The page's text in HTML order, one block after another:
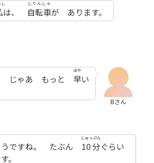
は、 自転車
じてんしゃ
が あります。
Bさん
じゃあ もっと 早
はや
い
うですね。 たぶん 10分
じゅっぷん
ぐらい
。